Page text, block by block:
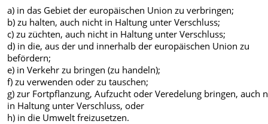
a) in das Gebiet der europäischen Union zu verbringen;
b) zu halten, auch nicht in Haltung unter Verschluss;
c) zu züchten, auch nicht in Haltung unter Verschluss;
d) in die, aus der und innerhalb der europäischen Union zu
befördern;
e) in Verkehr zu bringen (zu handeln);
f) zu verwenden oder zu tauschen;
g) zur Fortpflanzung, Aufzucht oder Veredelung bringen, auch
in Haltung unter Verschluss, oder
h) in die Umwelt freizusetzen.